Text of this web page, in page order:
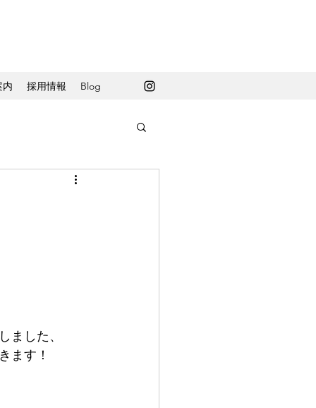
内 採用情報 Blog
ました、
ます！